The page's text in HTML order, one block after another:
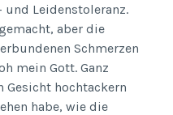
und Leidenstoleranz.
aber die
Schmerzen
mein Gott. Ganz
hochtackern
habe, wie die